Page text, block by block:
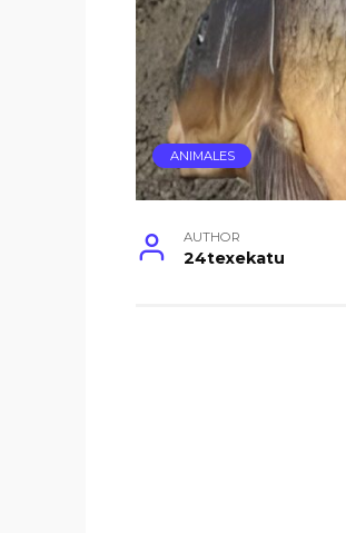
ANIMALES
AUTHOR
24texekatu